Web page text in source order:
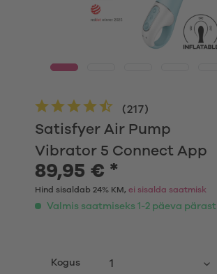
Satisfyer Air Pump
Vibrator 5 Connect App
(217)
89,95 € *
Hind sisaldab 24% KM, ei sisalda saatmisk
Valmis saatmiseks 1-2 päeva pärast
Kogus